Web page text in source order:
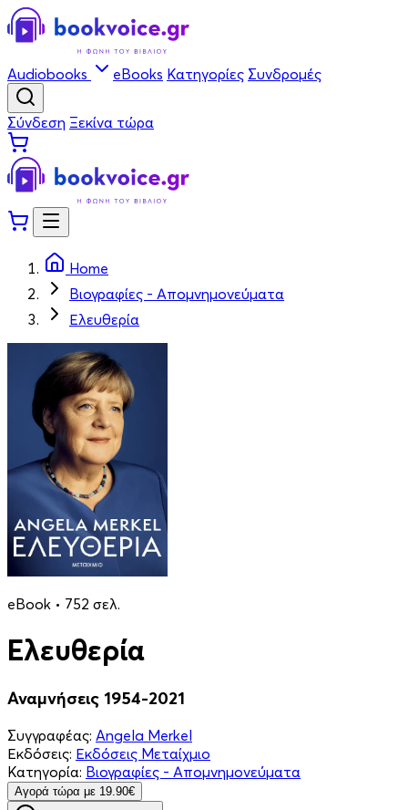
Audiobooks eBooks Κατηγορίες Συνδρομές
Σύνδεση Ξεκίνα τώρα
Home
Βιογραφίες - Απομνημονεύματα
Ελευθερία
eBook • 752 σελ.
Ελευθερία
Αναμνήσεις 1954-2021
Συγγραφέας: Angela Merkel
Εκδόσεις: Εκδόσεις Μεταίχμιο
Κατηγορία: Βιογραφίες - Απομνημονεύματα
Aγορά τώρα με 19.90€